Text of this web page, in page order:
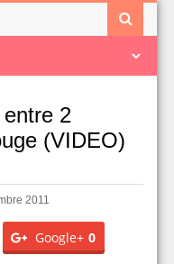
2
(VIDEO)
2011
Google+ 0